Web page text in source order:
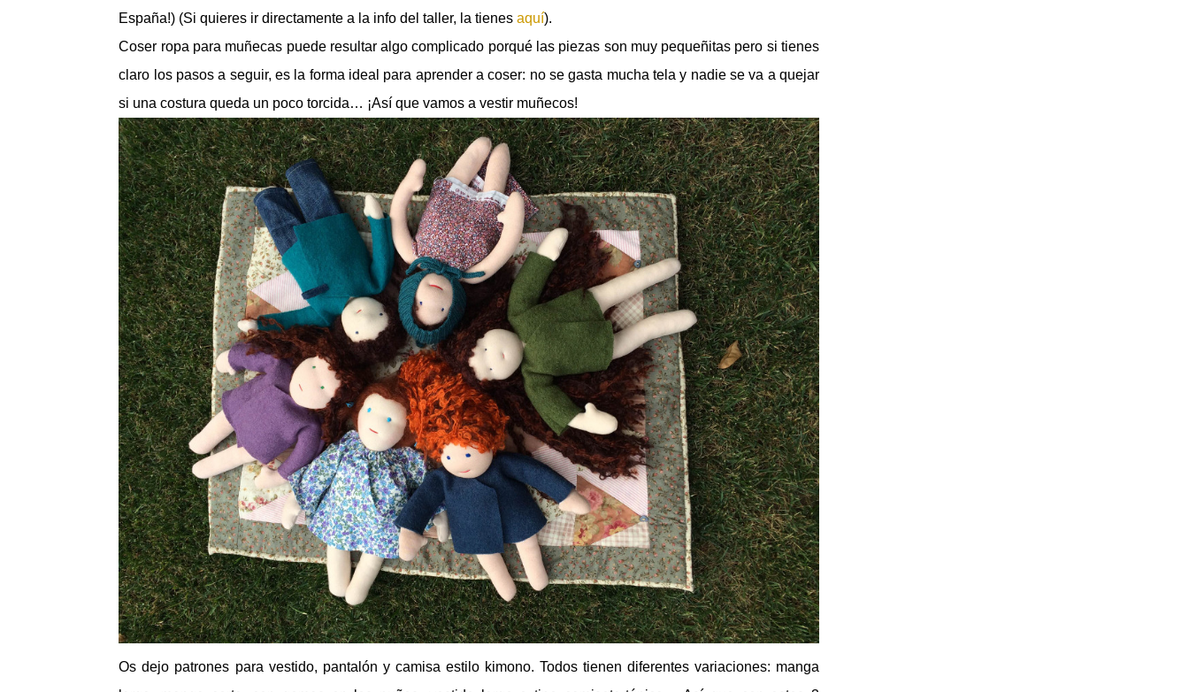
España!) (Si quieres ir directamente a la info del taller, la tienesaquí).
Coser ropa para muñecas puede resultar algo complicado porqué las piezas son muy pequeñitas pero si tienes
claro los pasos a seguir, es la forma ideal para aprender a coser: no se gasta mucha tela y nadie se va a quejar
si una costura queda un poco torcida… ¡Así que vamos a vestir muñecos!
Os dejo patrones para vestido, pantalón y camisa estilo kimono. Todos tienen diferentes variaciones: manga